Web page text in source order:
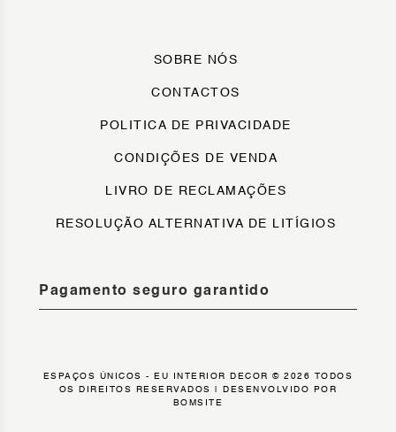
SOBRE NÓS
CONTACTOS
POLITICA DE PRIVACIDADE
CONDIÇÕES DE VENDA
LIVRO DE RECLAMAÇÕES
RESOLUÇÃO ALTERNATIVA DE LITÍGIOS
Pagamento seguro garantido
ESPAÇOS ÚNICOS - EU INTERIOR DECOR © 2026 TODOS
OS DIREITOS RESERVADOS | DESENVOLVIDO POR
BOMSITE